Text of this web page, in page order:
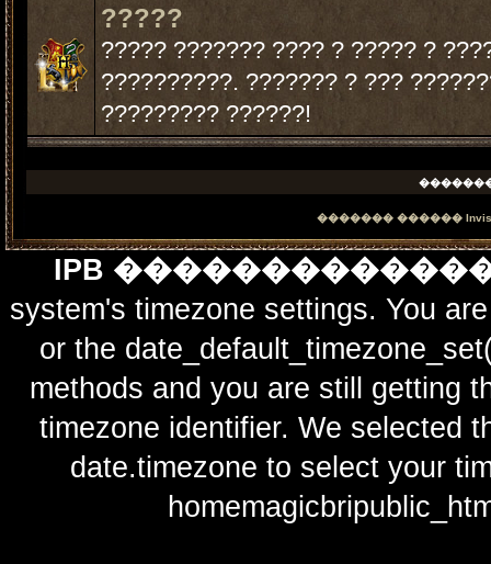
?????
????? ??????? ???? ? ????? ?
??????????. ??????? ? ???
????????? ??????!
������� ������
IPB
system's timezone settings. You
or the
methods and you are still getting
timezone identifier. We selected
date.timezone to select